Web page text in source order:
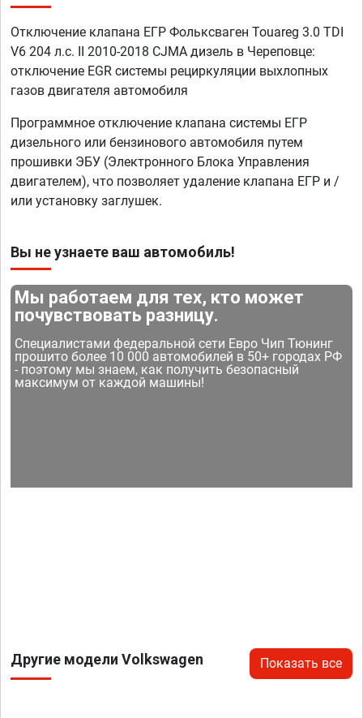
Отключение клапана ЕГР Фольксваген Touareg 3.0 TDI
V6 204 л.с. II 2010-2018 CJMA дизель в Череповце:
отключение EGR системы рециркуляции выхлопных
газов двигателя автомобиля
Программное отключение клапана системы ЕГР
дизельного или бензинового автомобиля путем
прошивки ЭБУ (Электронного Блока Управления
двигателем), что позволяет удаление клапана ЕГР и /
или установку заглушек.
Вы не узнаете ваш автомобиль!
Мы работаем для тех, кто может
почувствовать разницу.
Специалистами федеральной сети Евро Чип Тюнинг
прошито более 10 000 автомобилей в 50+ городах РФ
- поэтому мы знаем, как получить безопасный
максимум от каждой машины!
Другие модели Volkswagen Показать все